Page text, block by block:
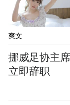
家精神弘扬
地。
（长江云新
责任编辑 宋
爽文
挪威足协主
立即辞职